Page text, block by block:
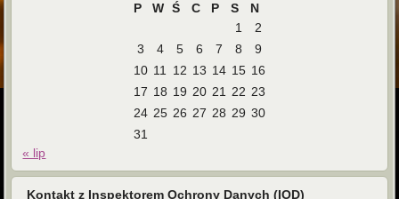
P
W Ś C P S
N
1
2
3
4 5 6 7 8
9
10 11 12 13 14 15 16
17 18 19 20 21 22 23
24 25 26 27 28 29 30
31
« lip
Kontakt z Inspektorem Ochrony Danych (IOD)